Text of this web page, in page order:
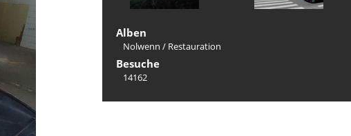
Alben
Nolwenn / Restauration
Besuche
14162